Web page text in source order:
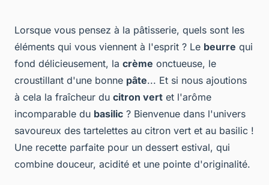
Lorsque vous pensez à la pâtisserie, quels sont les
éléments qui vous viennent à l'esprit ? Le beurre qui
fond délicieusement, la crème onctueuse, le
croustillant d'une bonne pâte... Et si nous ajoutions
à cela la fraîcheur du citron vert et l'arôme
incomparable du basilic ? Bienvenue dans l'univers
savoureux des tartelettes au citron vert et au basilic !
Une recette parfaite pour un dessert estival, qui
combine douceur, acidité et une pointe d'originalité.